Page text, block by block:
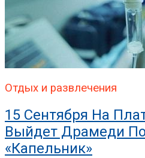
Отдых и развлечения
15 Сентября На
Выйдет Драмеди
«Капельник»